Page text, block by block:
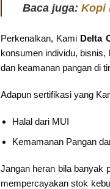
Baca juga:Kopi
Perkenalkan, Kami Delta
konsumen individu,
dan keamanan pangan di
Adapun sertifikasi yang
Halal dari MUI
Kemamanan Pangan
Jangan heran bila banyak
mempercayakan stok